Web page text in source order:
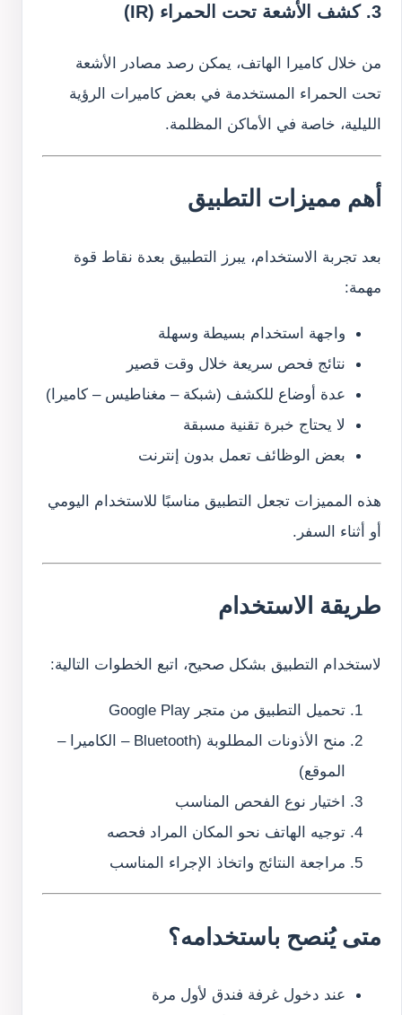
3. كشف الأشعة تحت الحمراء (IR)
من خلال كاميرا الهاتف، يمكن رصد مصادر الأشعة
تحت الحمراء المستخدمة في بعض كاميرات الرؤية
الليلية، خاصة في الأماكن المظلمة.
أهم مميزات التطبيق
بعد تجربة الاستخدام، يبرز التطبيق بعدة نقاط قوة
مهمة:
واجهة استخدام بسيطة وسهلة
نتائج فحص سريعة خلال وقت قصير
عدة أوضاع للكشف (شبكة – مغناطيس – كاميرا)
لا يحتاج خبرة تقنية مسبقة
بعض الوظائف تعمل بدون إنترنت
هذه المميزات تجعل التطبيق مناسبًا للاستخدام اليومي
أو أثناء السفر.
طريقة الاستخدام
لاستخدام التطبيق بشكل صحيح، اتبع الخطوات التالية:
تحميل التطبيق من متجر Google Play
منح الأذونات المطلوبة (Bluetooth – الكاميرا –
الموقع)
اختيار نوع الفحص المناسب
توجيه الهاتف نحو المكان المراد فحصه
مراجعة النتائج واتخاذ الإجراء المناسب
متى يُنصح باستخدامه؟
عند دخول غرفة فندق لأول مرة